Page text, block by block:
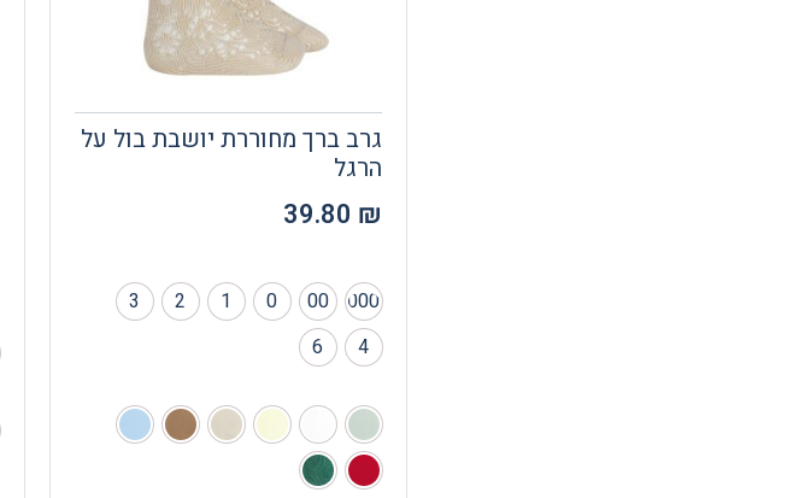
גרב ברך מחוררת יושבת בול על
הרגל
39.80 ₪
000
00
0
1
2
3
4
6